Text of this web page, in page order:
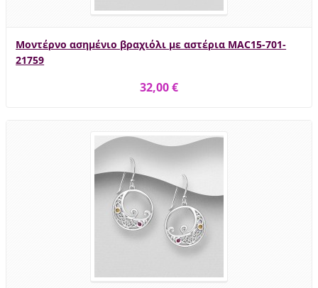
Μοντέρνο ασημένιο βραχιόλι με αστέρια MAC15-701-
21759
32,00 €